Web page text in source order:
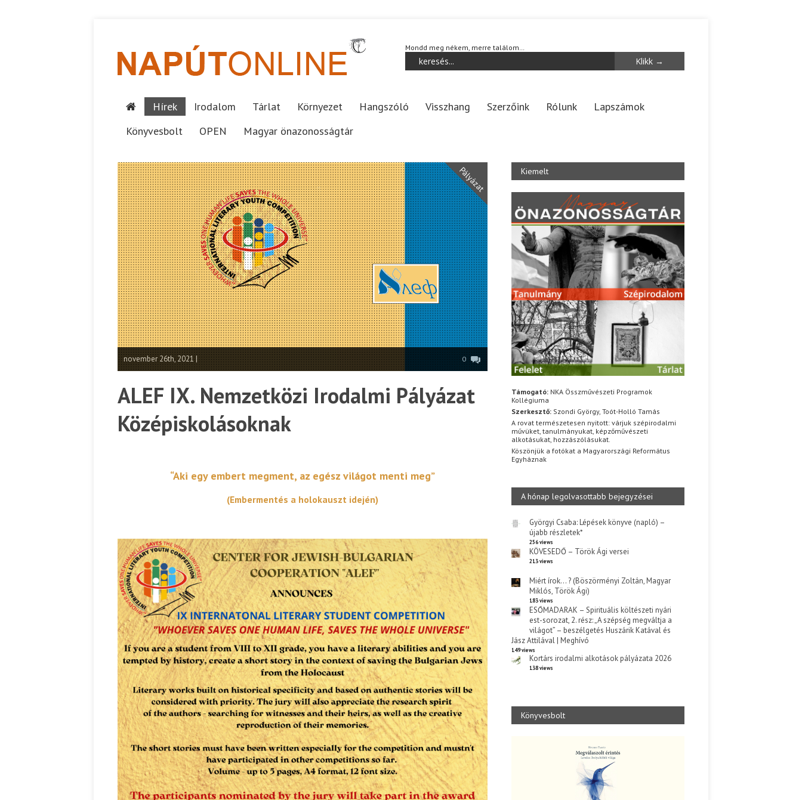
Mondd meg nékem, merre találom…
Hírek Irodalom Tárlat Környezet Hangszóló Visszhang Szerzőink Rólunk
Lapszámok
Könyvesbolt
OPEN Magyar önazonosságtár
Pályázat
november 26th, 2021 | 0
ALEF IX. Nemzetközi Irodalmi Pályázat
Középiskolásoknak
“Aki egy embert megment, az egész világot menti meg”
(Embermentés a holokauszt idején)
Kiemelt
Támogató: NKA Összművészeti Programok
Kollégiuma
Szerkesztő: Szondi György, Toót-Holló Tamás
A rovat természetesen nyitott: várjuk szépirodalmi
művüket, tanulmányukat, képzőművészeti
alkotásukat, hozzászólásukat.
Köszönjük a fotókat a Magyarországi Református
Egyháznak
A hónap legolvasottabb bejegyzései
Györgyi Csaba: Lépések könyve (napló) –
újabb részletek*
256 views
KÖVESEDŐ – Török Ági versei
213 views
Miért írok… ? (Böszörményi Zoltán, Magyar
Miklós, Török Ági)
183 views
ESŐMADARAK – Spirituális költészeti nyári
est-sorozat, 2. rész: „A szépség megváltja a
világot” – beszélgetés Huszárik Katával és
Jász Attilával | Meghívó
149 views
Kortárs irodalmi alkotások pályázata 2026
138 views
Könyvesbolt